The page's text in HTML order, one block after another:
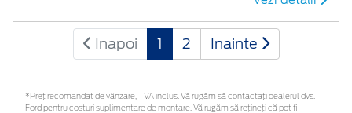
Inapoi 1 2 Inainte
*Preţ recomandat de vânzare, TVA inclus. Vă rugăm să contactaţi dealerul dvs.
Ford pentru costuri suplimentare de montare. Vă rugăm să rețineți că pot fi